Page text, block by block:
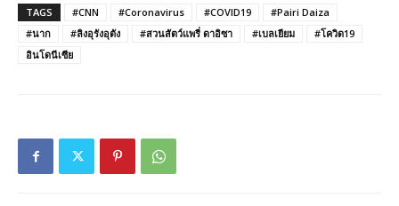
TAGS #CNN #Coronavirus #COVID19
#Pairi Daiza
#นาก
#ลิงอุรังอุตัง #สวนสัตว์แพรี่ ดาอิซา #เบลเยียม
#โควิด19
อินโดนีเซีย